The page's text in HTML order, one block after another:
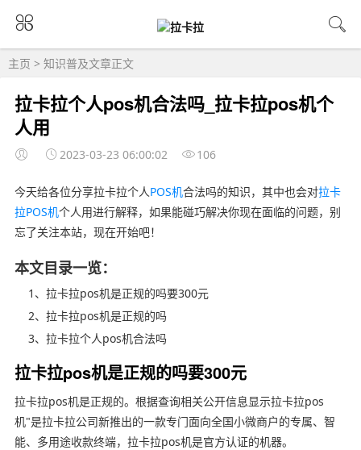
主页 > 知识普及文章正文
拉卡拉个人pos机合法吗_拉卡拉pos机个
人用
2023-03-23 06:00:02 106
今天给各位分享拉卡拉个人POS机合法吗的知识，其中也会对拉卡
拉POS机个人用进行解释，如果能碰巧解决你现在面临的问题，别
忘了关注本站，现在开始吧！
本文目录一览：
1、拉卡拉pos机是正规的吗要300元
2、拉卡拉pos机是正规的吗
3、拉卡拉个人pos机合法吗
拉卡拉pos机是正规的吗要300元
拉卡拉pos机是正规的。根据查询相关公开信息显示拉卡拉pos
机"是拉卡拉公司新推出的一款专门面向全国小微商户的专属、智
能、多用途收款终端，拉卡拉pos机是官方认证的机器。